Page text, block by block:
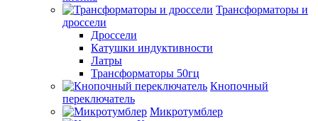
Трансформаторы и
дроссели
Дроссели
Катушки индуктивности
Латры
Трансформаторы 50гц
Кнопочный
переключатель
Микротумблер